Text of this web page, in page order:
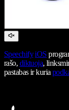
Speechify iOS
rašo, diktuoja,
pastabas ir kuria